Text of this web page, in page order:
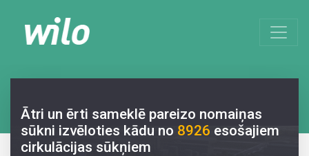
Ātri un ērti sameklē pareizo nomaiņas
sūkni izvēloties kādu no 8926 esošajiem
cirkulācijas sūkņiem